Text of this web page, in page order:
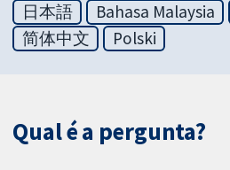
日本語
Bahasa Malaysia
简体中文
Polski
Qual é a pergunta?